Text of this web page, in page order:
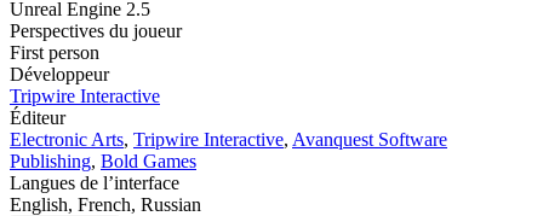
Unreal Engine 2.5
Perspectives du joueur
First person
Développeur
Tripwire Interactive
Éditeur
Electronic Arts, Tripwire Interactive, Avanquest Software
Publishing, Bold Games
Langues de l’interface
English, French, Russian